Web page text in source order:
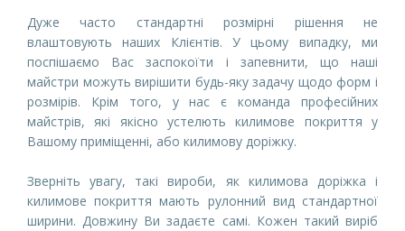
Дуже часто стандартні розмірні рішення не
влаштовують наших Клієнтів. У цьому випадку, ми
поспішаємо Вас заспокоїти і запевнити, що наші
майстри можуть вирішити будь-яку задачу щодо форм і
розмірів. Крім того, у нас є команда професійних
майстрів, які якісно устелють килимове покриття у
Вашому приміщенні, або килимову доріжку.
Зверніть увагу, такі вироби, як килимова доріжка і
килимове покриття мають рулонний вид стандартної
ширини. Довжину Ви задаєте самі. Кожен такий виріб